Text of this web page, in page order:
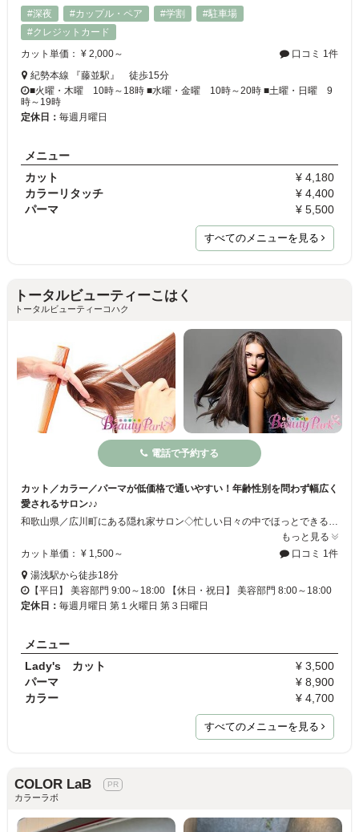
#深夜
#カップル・ペア #学割
#駐車場
#クレジットカード
カット単価： ¥ 2,000～
口コミ 1件
紀勢本線 『藤並駅』 徒歩15分
■火曜・木曜 10時～18時 ■水曜・金曜 10時～20時 ■土曜・日曜 9
時～19時
定休日： 毎週月曜日
メニュー
カット
¥ 4,180
カラーリタッチ
¥ 4,400
パーマ
¥ 5,500
すべてのメニューを見る
トータルビューティーこはく
トータルビューティーコハク
電話で予約する
カット／カラー／パーマが低価格で通いやすい！年齢性別を問わず幅広く
愛されるサロン♪♪
もっと見る
カット単価： ¥ 1,500～
口コミ 1件
湯浅駅から徒歩18分
【平日】 美容部門 9:00～18:00 【休日・祝日】 美容部門 8:00～18:00
定休日： 毎週月曜日 第１火曜日 第３日曜日
メニュー
Lady's カット
¥ 3,500
パーマ
¥ 8,900
カラー
¥ 4,700
すべてのメニューを見る
COLOR LaB
カラーラボ